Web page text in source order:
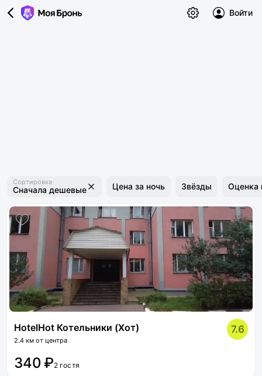
Войти
Сортировка
Сначала дешевые Цена за ночь Звёзды Оценка
HotelHot Котельники (Хот)
2.4 км от центра
7.6
340 ₽2 гостя